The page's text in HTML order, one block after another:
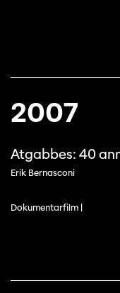
2007
Atgabbes: 40
Erik Bernasconi
Dokumentarfilm |